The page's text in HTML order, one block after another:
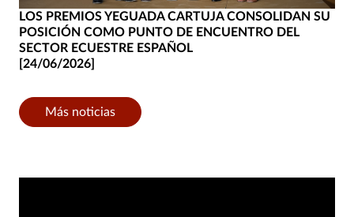
LOS PREMIOS YEGUADA CARTUJA CONSOLIDAN SU
POSICIÓN COMO PUNTO DE ENCUENTRO DEL
SECTOR ECUESTRE ESPAÑOL
[24/06/2026]
Más noticias